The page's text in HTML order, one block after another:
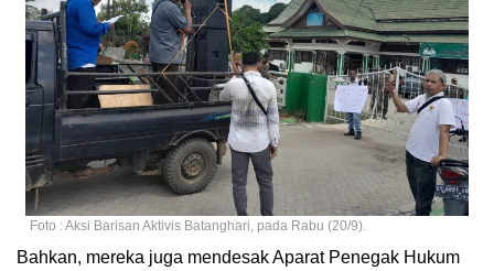
Foto : Aksi Barisan Aktivis Batanghari, pada Rabu (20/9).
Bahkan, mereka juga mendesak Aparat Penegak Hukum